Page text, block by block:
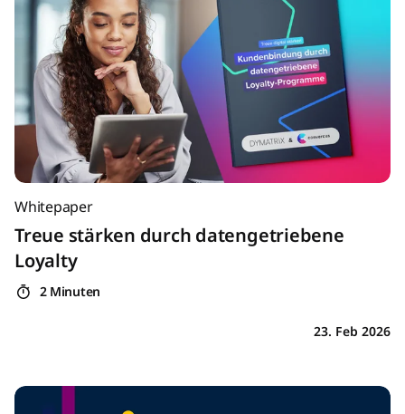
Whitepaper
Treue stärken durch datengetriebene
Loyalty
2 Minuten
23. Feb 2026